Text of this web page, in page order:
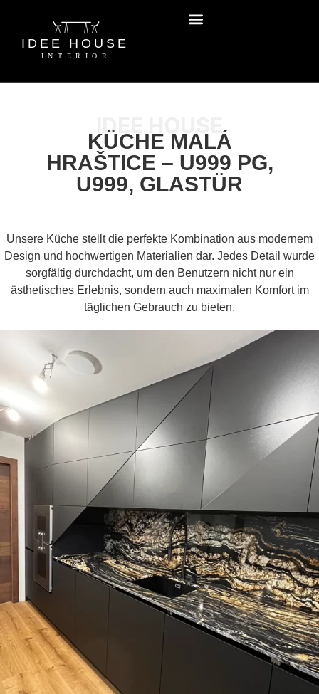
IDEE HOUSE
KÜCHE MALÁ
HRAŠTICE – U999 PG,
U999, GLASTÜR
Unsere Küche stellt die perfekte Kombination aus modernem
Design und hochwertigen Materialien dar. Jedes Detail wurde
sorgfältig durchdacht, um den Benutzern nicht nur ein
ästhetisches Erlebnis, sondern auch maximalen Komfort im
täglichen Gebrauch zu bieten.